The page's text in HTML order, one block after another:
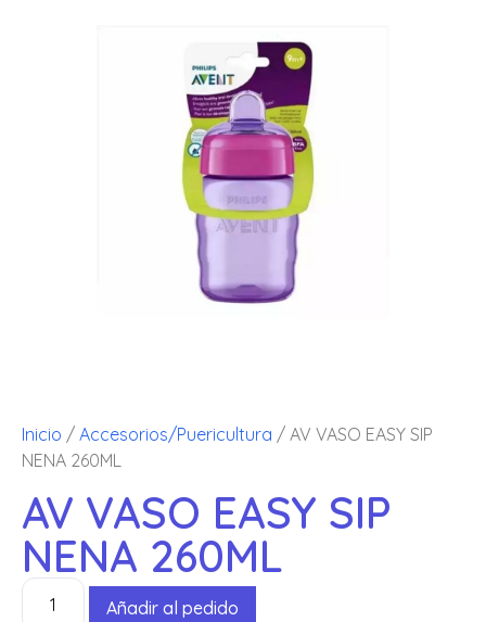
Inicio / Accesorios/Puericultura / AV VASO EASY SIP
NENA 260ML
AV VASO EASY SIP
NENA 260ML
Añadir al pedido